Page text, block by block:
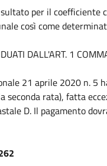
per il coefficiente
così come
DALL'ART. 1
21 aprile 2020 n. 5
seconda rata), fatta
D. Il pagamento